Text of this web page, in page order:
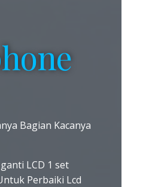
Bagian Kacanya
LCD 1 set
Perbaiki Lcd